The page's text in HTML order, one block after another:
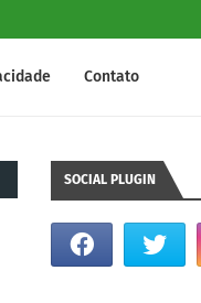
Contato
SOCIAL PLUGIN